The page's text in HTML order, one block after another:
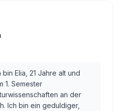
bin Elia, 21 Jahre alt und
1. Semester
an der
Ich bin ein geduldiger,